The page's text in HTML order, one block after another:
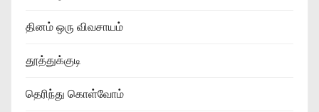
தினம் ஒரு விவசாயம்
தூத்துக்குடி
தெரிந்து கொள்வோம்